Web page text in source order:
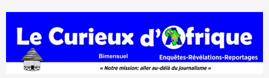
contenu